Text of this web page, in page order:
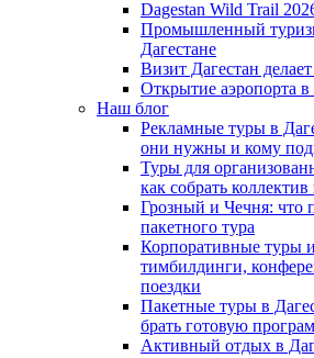
Dagestan Wild Trail
Промышленный
Дагестане
Визит Дагестан
Открытие аэропорта
Наш блог
Рекламные туры в
они нужны и кому
Туры для
как собрать
Грозный и Чечня: что
пакетного тура
Корпоративные туры
тимбилдинги,
поездки
Пакетные туры в
брать готовую
Активный отдых в